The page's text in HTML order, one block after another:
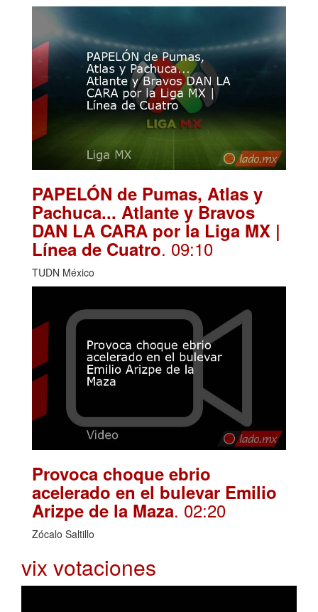
PAPELÓN de Pumas, Atlas y
Pachuca... Atlante y Bravos
DAN LA CARA por la Liga MX |
Línea de Cuatro. 09:10
TUDN México
Provoca choque ebrio
acelerado en el bulevar Emilio
Arizpe de la Maza. 02:20
Zócalo Saltillo
vix votaciones